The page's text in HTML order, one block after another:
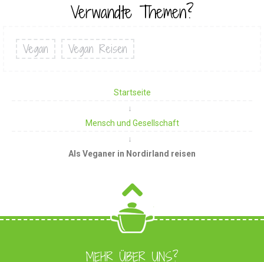
Verwandte Themen?
Vegan Vegan Reisen
Startseite
Mensch und Gesellschaft
Als Veganer in Nordirland reisen
MEHR ÜBER UNS?